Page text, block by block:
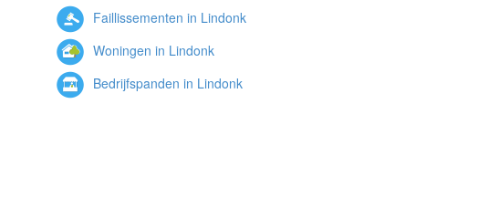
Faillissementen in Lindonk
Woningen in Lindonk
Bedrijfspanden in Lindonk